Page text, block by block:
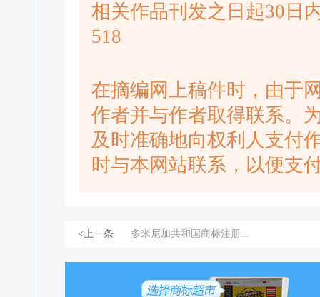
相关作品刊发之日起30日
518
在摘编网上稿件时，由于
作者并与作者取得联系。
及时准确地向权利人支付
时与本网站联系，以便支
<上一条 多米尼加共和国商标注册...